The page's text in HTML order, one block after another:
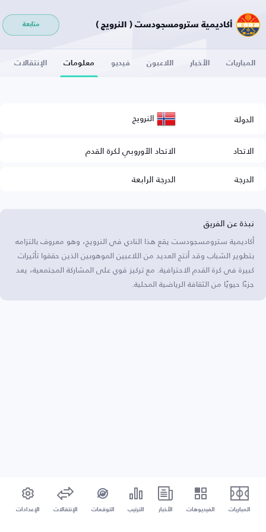
أكاديمية سترومسجودست ( النرويج ) متابعة
المباريات الأخبار اللاعبون فيديو معلومات الإنتقالات
الدولة النرويج
الاتحاد
الاتحاد الأوروبي لكرة القدم
الدرجة
الدرجة الرابعة
نبذة عن الفريق
أكاديمية سترومسجودست يقع هذا النادي في النرويج، وهو معروف بالتزامه
بتطوير الشباب وقد أنتج العديد من اللاعبين الموهوبين الذين حققوا تأثيرات
كبيرة في كرة القدم الاحترافية. مع تركيز قوي على المشاركة المجتمعية، يعد
جزءًا حيويًا من الثقافة الرياضية المحلية.
المباريات الفيديوهات الأخبار الترتيب التوقعات الإنتقالات الإعدادات